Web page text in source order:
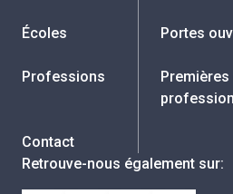
Écoles Portes
Professions
Contact
Retrouve-nous également sur: